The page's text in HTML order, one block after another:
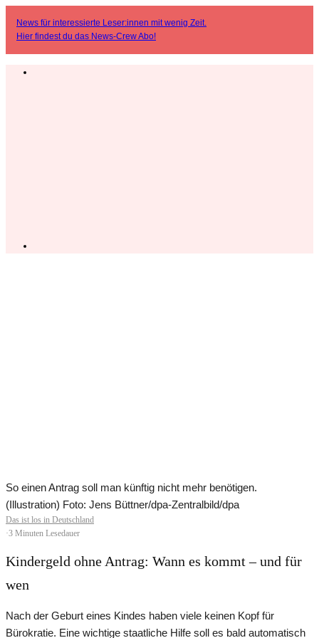
News für interessierte Leser:innen mit wenig Zeit.
Hier findest du das News-Crew Abo!
So einen Antrag soll man künftig nicht mehr benötigen.
(Illustration) Foto: Jens Büttner/dpa-Zentralbild/dpa
Das ist los in Deutschland
·3 Minuten Lesedauer
Kindergeld ohne Antrag: Wann es kommt – und für
wen
Nach der Geburt eines Kindes haben viele keinen Kopf für
Bürokratie. Eine wichtige staatliche Hilfe soll es bald automatisch